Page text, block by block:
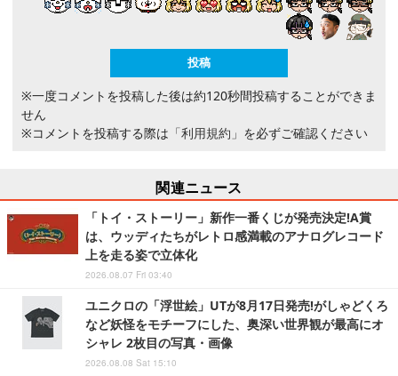
※一度コメントを投稿した後は約120秒間投稿することができま
せん
※コメントを投稿する際は 「利用規約」 を必ずご確認ください
関連ニュース
「トイ・ストーリー」新作一番くじが発売決定!A賞
は、ウッディたちがレトロ感満載のアナログレコード
上を走る姿で立体化
2026.08.07 Fri 03:40
ユニクロの「浮世絵」UTが8月17日発売!がしゃどくろ
など妖怪をモチーフにした、奥深い世界観が最高にオ
シャレ 2枚目の写真・画像
2026.08.08 Sat 15:10